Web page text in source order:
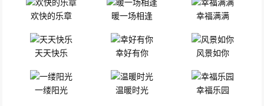
欢快的乐章 暖一场相逢 幸福满满
天天快乐 幸好有你 风景如你
一缕阳光 温暖时光 幸福乐园